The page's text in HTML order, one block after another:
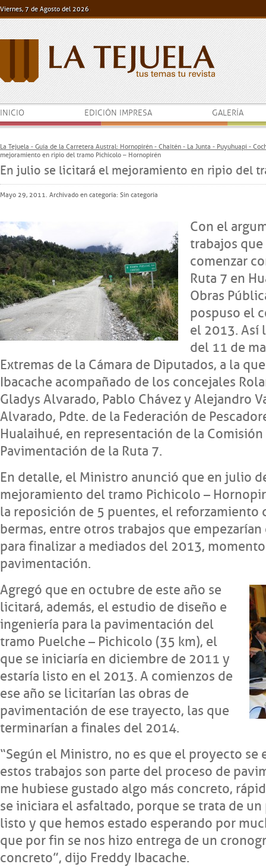
Viernes, 7 de Agosto del 2026
INICIO EDICIÓN IMPRESA GALERÍA
La Tejuela - Guía de la Carretera Austral: Hornopirén - Chaitén - La Junta - Puyuhuapi -
mejoramiento en ripio del tramo Pichicolo – Hornopirén
En julio se licitará el mejoramiento en ripio del
Mayo 29, 2011. Archivado en categoría: Sin categoría
Con el
trabajos
comenzar
Ruta 7 en
Obras
pospuso el
el 2013. Así
del 11 de
Extremas de la Cámara de Diputados, a la
Ibacache acompañado de los concejales
Gladys Alvarado, Pablo Chávez y Alejandro
Alvarado, Pdte. de la Federación de
Hualaihué, en representación de la
Pavimentación de la Ruta 7.
En detalle, el Ministro anunció que en julio
mejoramiento del tramo Pichicolo –
la reposición de 5 puentes, el reforzamiento
bermas, entre otros trabajos que
para finalizar a mediados del 2013,
pavimentación.
Agregó que en octubre de este año se
licitará, además, el estudio de diseño e
ingeniería para la pavimentación del
tramo Puelche – Pichicolo (35 km), el
que se iniciaría en diciembre de 2011 y
estaría listo en el 2013. A comienzos de
ese año se licitarían las obras de
pavimentación de ese trayecto, las que
terminarían a finales del 2014.
“Según el Ministro, no es que el proyecto
estos trabajos son parte del proceso de
me hubiese gustado algo más concreto,
se iniciara el asfaltado, porque se trata de
listo y que hemos estado esperando por
que por fin se nos hizo entrega de un
concreto”, dijo Freddy Ibacache.